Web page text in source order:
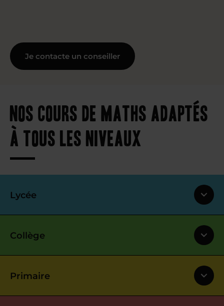
Je contacte un conseiller
Nos cours de maths adaptés
à tous les niveaux
Lycée
Collège
Primaire